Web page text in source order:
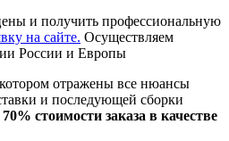
и получить профессиональную
на сайте. Осуществляем
России и Европы
отражены все нюансы
и последующей сборки
70% стоимости заказа в качестве